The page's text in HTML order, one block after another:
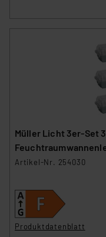
Müller Licht 3er-Set
3360 lm, 4000 K, 120
Artikel-Nr. 254030
Produktdatenblatt